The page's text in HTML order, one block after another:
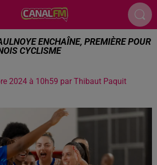
ENCHAÎNE, PREMIÈRE POUR
CYCLISME
2024 à 10h59 par Thibaut Paquit